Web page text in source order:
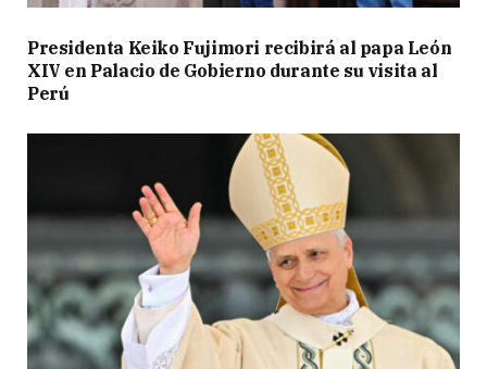
Presidenta Keiko Fujimori recibirá al papa León
XIV en Palacio de Gobierno durante su visita al
Perú